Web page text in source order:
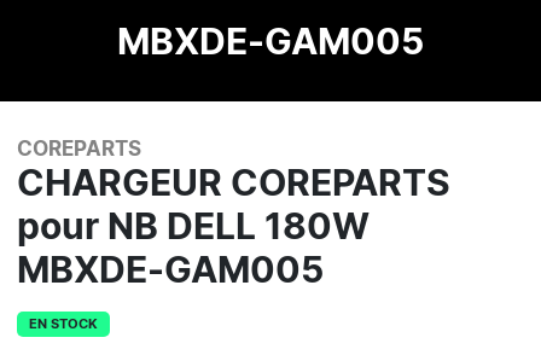
MBXDE-GAM005
COREPARTS
CHARGEUR COREPARTS
pour NB DELL 180W
MBXDE-GAM005
EN STOCK